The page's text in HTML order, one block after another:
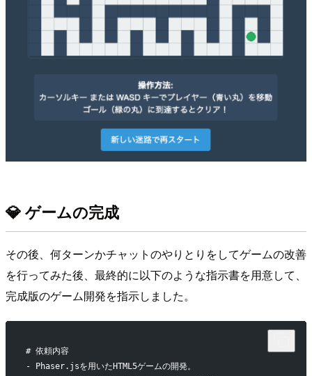
💎 ゲームの完成
その後、何ターンかチャットのやりとりをしてゲームの改善
を行ってみた後、最終的に以下のような指示書を用意して、
完成版のゲーム開発を指示しました。
# 依頼内容
- Phaser.jsを用いたHTML5ゲームの開発。